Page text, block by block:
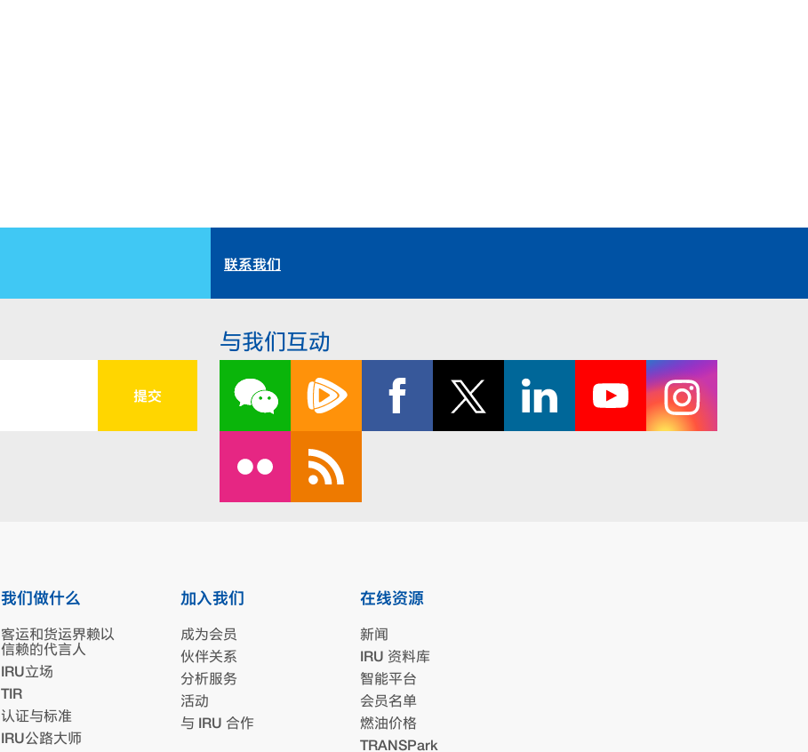
联系我们
与我们互动
我们做什么
客运和货运界赖以
信赖的代言人
IRU立场
TIR
认证与标准
IRU公路大师
加入我们
成为会员
伙伴关系
分析服务
活动
与 IRU 合作
在线资源
新闻
IRU 资料库
智能平台
会员名单
燃油价格
TRANSPark